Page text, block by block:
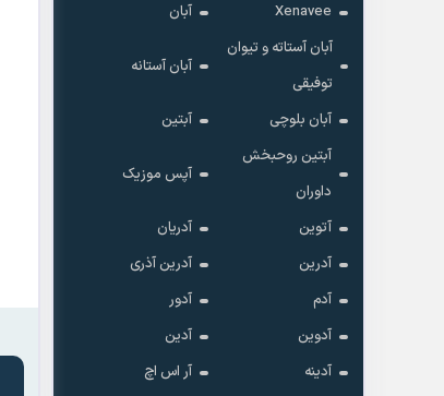
Xenavee
آبان
آبان آستاته و تیوان
توفیقی
آبان آستانه
آبان بلوچی
آبتین
آبتین روحبخش
داوران
آپس موزیک
آتوین
آدریان
آدرین
آدرین آذری
آدم
آدور
آدوین
آدین
آدینه
آر اس اچ